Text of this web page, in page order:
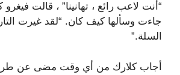
“أنت لاعب رائع ، تهانينا” ، قالت
جاءت وسألها كيف كان. “لقد غيرت
السلة.”
أجاب كلارك من أي وقت مضى عن